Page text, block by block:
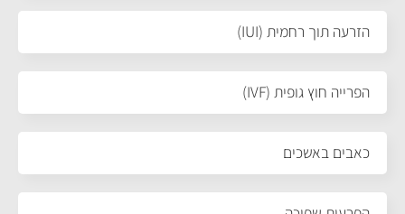
הזרעה תוך רחמית (IUI)
הפרייה חוץ גופית (IVF)
כאבים באשכים